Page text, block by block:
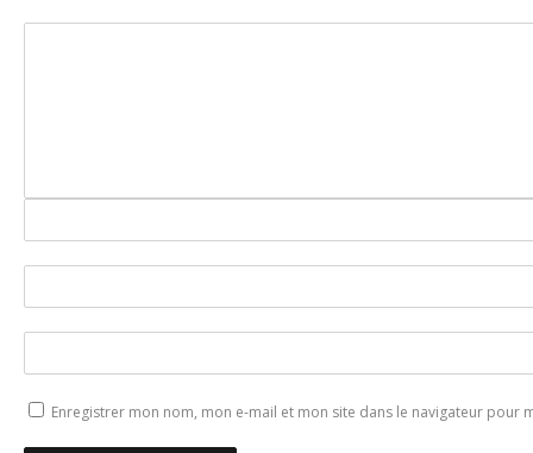
Enregistrer mon nom, mon e-mail et mon site dans le navigateur pour